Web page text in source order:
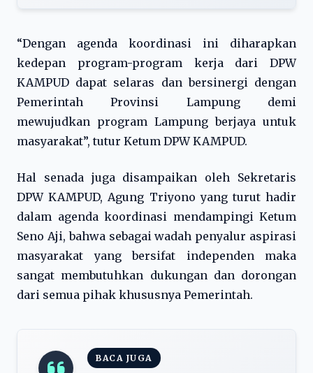
“Dengan agenda koordinasi ini diharapkan
kedepan program-program kerja dari DPW
KAMPUD dapat selaras dan bersinergi dengan
Pemerintah Provinsi Lampung demi
mewujudkan program Lampung berjaya untuk
masyarakat”, tutur Ketum DPW KAMPUD.
Hal senada juga disampaikan oleh Sekretaris
DPW KAMPUD, Agung Triyono yang turut hadir
dalam agenda koordinasi mendampingi Ketum
Seno Aji, bahwa sebagai wadah penyalur aspirasi
masyarakat yang bersifat independen maka
sangat membutuhkan dukungan dan dorongan
dari semua pihak khususnya Pemerintah.
BACA JUGA